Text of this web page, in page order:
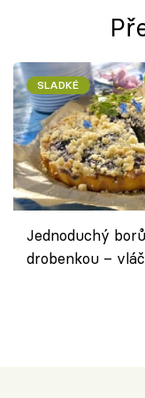
SLADKÉ
Jednoduchý
drobenkou –